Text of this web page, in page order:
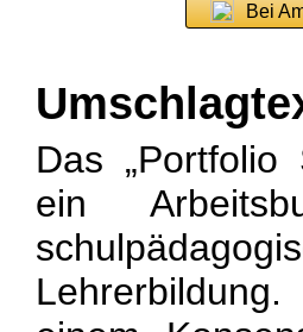
Bei
Das „Portfolio
ein